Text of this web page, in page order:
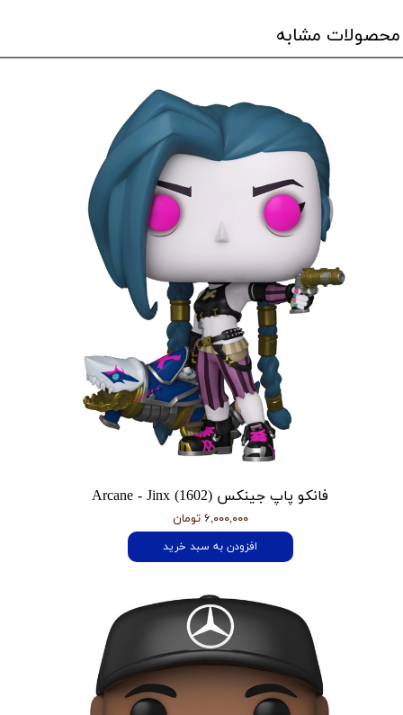
محصولات مشابه
فانکو پاپ جینکس Arcane - Jinx (1602)
۶,۰۰۰,۰۰۰ تومان
افزودن به سبد خرید